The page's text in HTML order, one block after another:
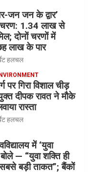
जन जन के द्वार’
चरण: 1.34 लाख से
दोनों चरणों में
लाख के पार
हलचल
पर गिरा विशाल चीड़
दीपक रावत ने मौके
रास्ता
हलचल
में ‘युवा
— “युवा शक्ति ही
बड़ी ताकत”; बैंकों